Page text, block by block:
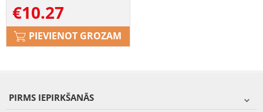
€10.27
PIEVIENOT GROZAM
PIRMS IEPIRKŠANĀS